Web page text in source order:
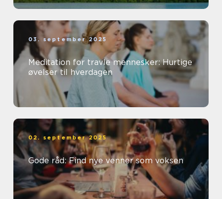
03. september 2025
Meditation for travle mennesker: Hurtige
øvelser til hverdagen
02. september 2025
Gode råd: Find nye venner som voksen